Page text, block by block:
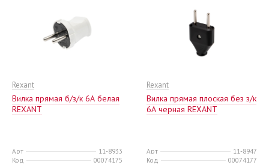
Rexant
Вилка прямая б/з/к 6А белая
REXANT
Арт
11-8933
Код
00074175
Rexant
Вилка прямая плоская без з/к
6А черная REXANT
Арт
11-8947
Код
00074177